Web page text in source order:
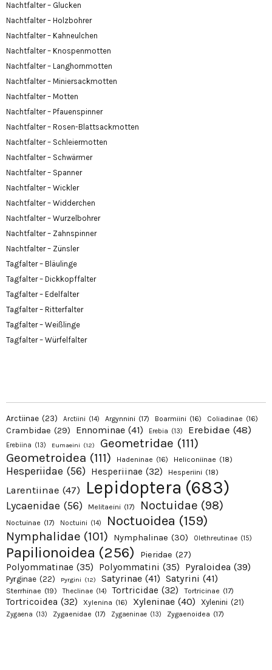
Nachtfalter – Glucken
Nachtfalter – Holzbohrer
Nachtfalter – Kahneulchen
Nachtfalter – Knospenmotten
Nachtfalter – Langhornmotten
Nachtfalter – Miniersackmotten
Nachtfalter – Motten
Nachtfalter – Pfauenspinner
Nachtfalter – Rosen-Blattsackmotten
Nachtfalter – Schleiermotten
Nachtfalter – Schwärmer
Nachtfalter – Spanner
Nachtfalter – Wickler
Nachtfalter – Widderchen
Nachtfalter – Wurzelbohrer
Nachtfalter – Zahnspinner
Nachtfalter – Zünsler
Tagfalter – Bläulinge
Tagfalter – Dickkopffalter
Tagfalter – Edelfalter
Tagfalter – Ritterfalter
Tagfalter – Weißlinge
Tagfalter – Würfelfalter
Arctiinae (23) Arctiini (14) Argynnini (17) Boarmiini (16) Coliadinae (16)
Crambidae (29) Ennominae (41) Erebia (13) Erebidae (48)
Erebiina (13) Eumaeini (12) Geometridae (111)
Geometroidea (111) Hadeninae (16) Heliconiinae (18)
Hesperiidae (56) Hesperiinae (32) Hesperiini (18)
Larentiinae (47) Lepidoptera (683)
Lycaenidae (56) Melitaeini (17) Noctuidae (98)
Noctuinae (17) Noctuini (14) Noctuoidea (159)
Nymphalidae (101) Nymphalinae (30) Olethreutinae (15)
Papilionoidea (256) Pieridae (27)
Polyommatinae (35) Polyommatini (35) Pyraloidea (39)
Pyrginae (22) Pyrgini (12) Satyrinae (41) Satyrini (41)
Sterrhinae (19) Theclinae (14) Tortricidae (32) Tortricinae (17)
Tortricoidea (32) Xylenina (16) Xyleninae (40) Xylenini (21)
Zygaena (13) Zygaenidae (17) Zygaeninae (13) Zygaenoidea (17)